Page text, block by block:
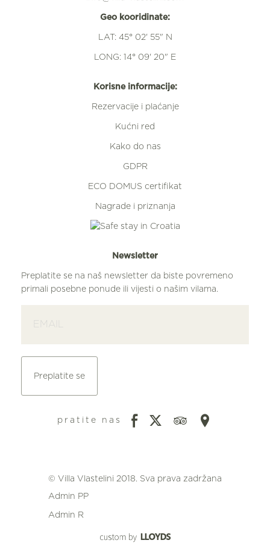
Geo kooridinate:
LAT: 45° 02' 55" N
LONG: 14° 09' 20" E
Korisne informacije:
Rezervacije i plaćanje
Kućni red
Kako do nas
GDPR
ECO DOMUS certifikat
Nagrade i priznanja
Newsletter
Preplatite se na naš newsletter da biste povremeno
primali posebne ponude ili vijesti o našim vilama.
Preplatite se
pratite nas
© Villa Vlastelini 2018. Sva prava zadržana
Admin PP
Admin R